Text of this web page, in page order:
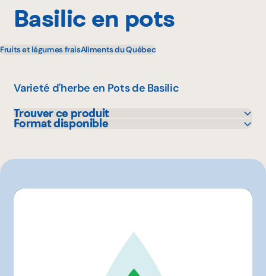
Basilic en pots
Fruits et légumes fraisAliments du Québec
Varieté d'herbe en Pots de Basilic
Trouver ce produit
Mayrand Plus Distributeur Alimentaire
Format disponible